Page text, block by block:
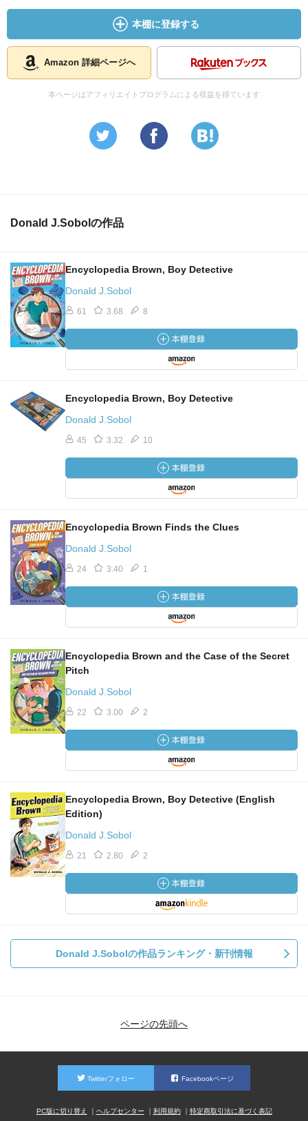
本棚に登録する
Amazon 詳細ページへ
本ページはアフィリエイトプログラムによる収益を得ています
Donald J.Sobolの作品
Encyclopedia Brown, Boy Detective
Donald J.Sobol
61 3.68 8
Encyclopedia Brown, Boy Detective
Donald J.Sobol
45 3.32 10
Encyclopedia Brown Finds the Clues
Donald J.Sobol
24 3.40 1
Encyclopedia Brown and the Case of the Secret
Pitch
Donald J.Sobol
22 3.00 2
Encyclopedia Brown, Boy Detective (English
Edition)
Donald J.Sobol
21 2.80 2
Donald J.Sobolの作品ランキング・新刊情報
ページの先頭へ
Twitterフォロー Facebookページ
PC版に切り替え ヘルプセンター 利用規約 特定商取引法に基づく表記